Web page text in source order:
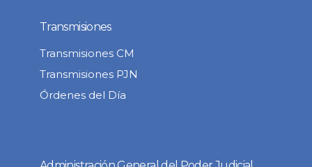
Transmisiones
Transmisiones CM
Transmisiones PJN
Órdenes del Día